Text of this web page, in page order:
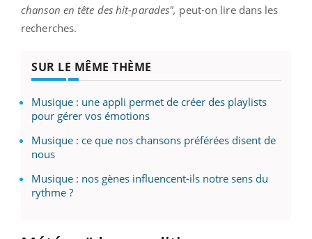
chanson en tête des hit-parades", peut-on lire dans les
recherches.
SUR LE MÊME THÈME
Musique : une appli permet de créer des playlists
pour gérer vos émotions
Musique : ce que nos chansons préférées disent de
nous
Musique : nos gènes influencent-ils notre sens du
rythme ?